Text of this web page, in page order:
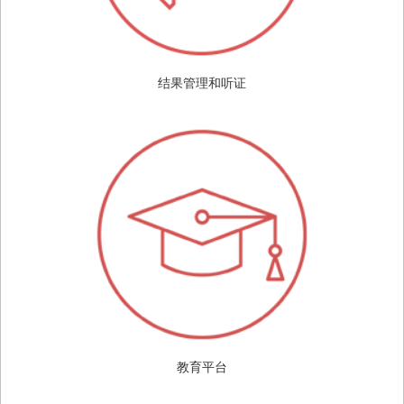
结果管理和听证
教育平台